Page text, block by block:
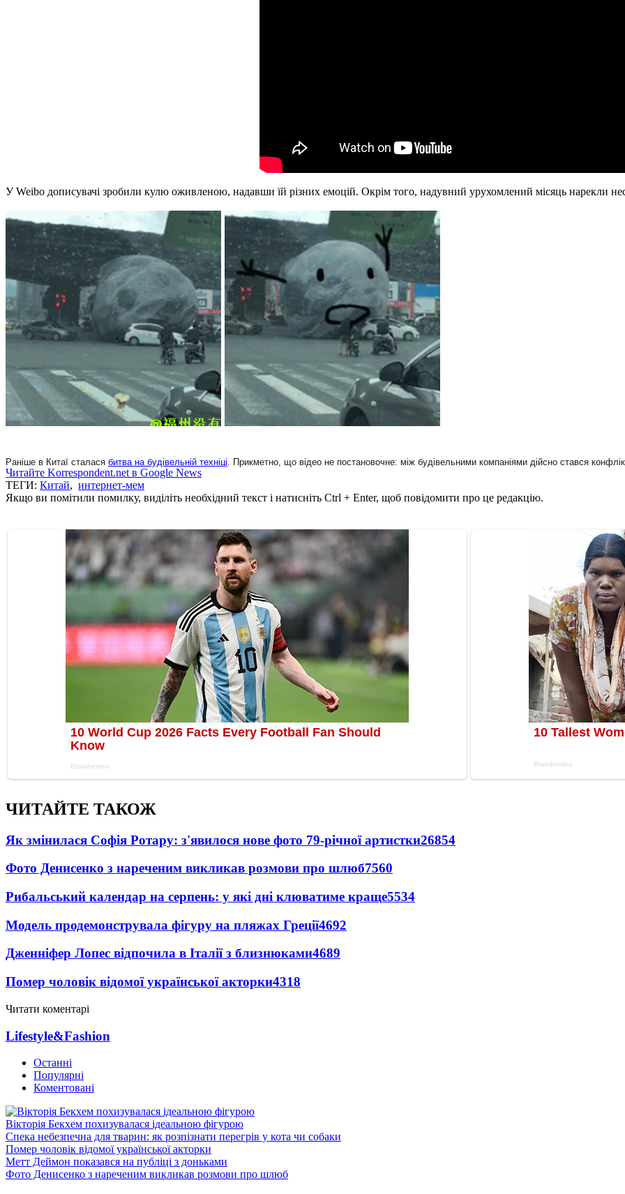
У Weibo дописувачі зробили кулю оживленою, надавши їй різних емоцій. Окрім того, надувний урухомлений місяць нарекли
Раніше в Китаї сталася битва на будівельній техніці . Прикметно, що відео не постановочне: між будівельними компаніями дійсно стався
Читайте Korrespondent.net в Google News
ТЕГИ: Китай, интернет-мем
Якщо ви помітили помилку, виділіть необхідний текст і натисніть Ctrl + Enter, щоб повідомити про це редакцію.
ЧИТАЙТЕ ТАКОЖ
Як змінилася Софія Ротару: з'явилося нове фото 79-річної артистки26854
Фото Денисенко з нареченим викликав розмови про шлюб7560
Рибальський календар на серпень: у які дні клюватиме краще5534
Модель продемонструвала фігуру на пляжах Греції4692
Дженніфер Лопес відпочила в Італії з близнюками4689
Помер чоловік відомої української акторки4318
Читати коментарі
Lifestyle&Fashion
Останні
Популярні
Коментовані
Вікторія Бекхем похизувалася ідеальною фігурою
Спека небезпечна для тварин: як розпізнати перегрів у кота чи собаки
Помер чоловік відомої української акторки
Метт Деймон показався на публіці з доньками
Фото Денисенко з нареченим викликав розмови про шлюб